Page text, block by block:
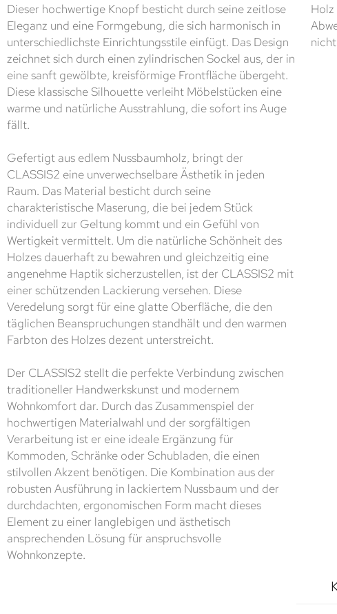
Dieser hochwertige Knopf besticht durch seine zeitlose
Eleganz und eine Formgebung, die sich harmonisch in
unterschiedlichste Einrichtungsstile einfügt. Das Design
zeichnet sich durch einen zylindrischen Sockel aus, der in
eine sanft gewölbte, kreisförmige Frontfläche übergeht.
Diese klassische Silhouette verleiht Möbelstücken eine
warme und natürliche Ausstrahlung, die sofort ins Auge
fällt.
Gefertigt aus edlem Nussbaumholz, bringt der
CLASSIS2 eine unverwechselbare Ästhetik in jeden
Raum. Das Material besticht durch seine
charakteristische Maserung, die bei jedem Stück
individuell zur Geltung kommt und ein Gefühl von
Wertigkeit vermittelt. Um die natürliche Schönheit des
Holzes dauerhaft zu bewahren und gleichzeitig eine
angenehme Haptik sicherzustellen, ist der CLASSIS2 mit
einer schützenden Lackierung versehen. Diese
Veredelung sorgt für eine glatte Oberfläche, die den
täglichen Beanspruchungen standhält und den warmen
Farbton des Holzes dezent unterstreicht.
Der CLASSIS2 stellt die perfekte Verbindung zwischen
traditioneller Handwerkskunst und modernem
Wohnkomfort dar. Durch das Zusammenspiel der
hochwertigen Materialwahl und der sorgfältigen
Verarbeitung ist er eine ideale Ergänzung für
Kommoden, Schränke oder Schubladen, die einen
stilvollen Akzent benötigen. Die Kombination aus der
robusten Ausführung in lackiertem Nussbaum und der
durchdachten, ergonomischen Form macht dieses
Element zu einer langlebigen und ästhetisch
ansprechenden Lösung für anspruchsvolle
Wohnkonzepte.